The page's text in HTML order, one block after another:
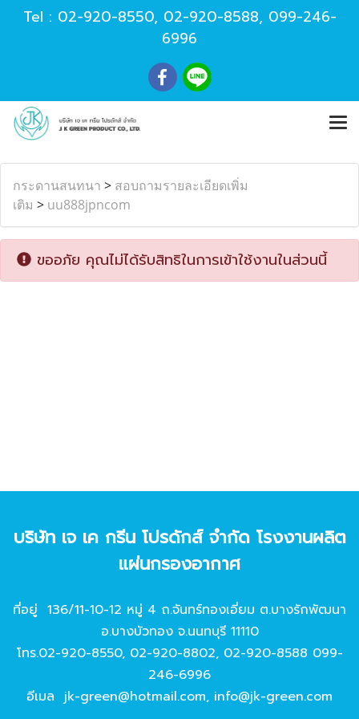
Tel : 02-920-8550, 02-920-8588, 099-246-
6996
กระดานสนทนา > สอบถามรายละเอียดเพิ่ม
เติม > uu888jpncom
ขออภัย คุณไม่ได้รับสิทธิในการเข้าใช้งานในส่วนนี้
บริษัท เจ เค กรีน โปรดักส์ จํากัด โรงงานผลิต
แผ่นกรองอากาศ
ที่อยู่ 136/11-10-12 หมู่ 4 ถ.จันทร์ทองเอี่ยม ต.บางรักพัฒนา
อ.บางบัวทอง จ.นนทบุรี 11110
โทร.02-920-8550, 02-920-8802, 02-920-8588 099-
246-6996
อีเมล jk-green@hotmail.com, info@jk-green.com